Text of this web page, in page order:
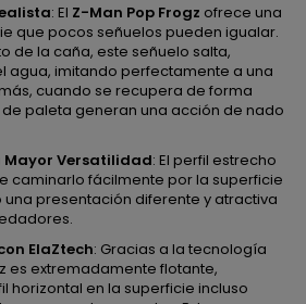
: El Z-Man Pop Frogz ofrece una
que pocos señuelos pueden igualar.
de la caña, este señuelo salta,
agua, imitando perfectamente a una
cuando se recupera de forma
paleta generan una acción de nado
Mayor Versatilidad: El perfil estrecho
caminarlo fácilmente por la superficie
presentación diferente y atractiva
ElaZtech: Gracias a la tecnología
es extremadamente flotante,
horizontal en la superficie incluso